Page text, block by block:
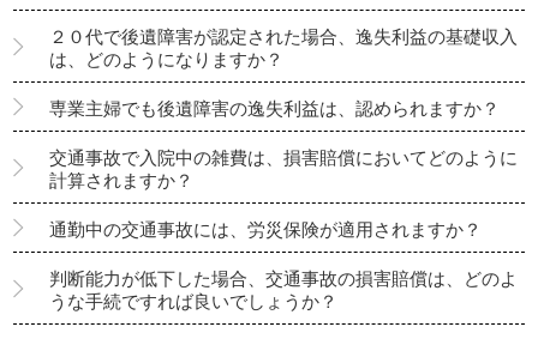
２０代で後遺障害が認定された場合、逸失利益の基礎収入
は、どのようになりますか？
専業主婦でも後遺障害の逸失利益は、認められますか？
交通事故で入院中の雑費は、損害賠償においてどのように
計算されますか？
通勤中の交通事故には、労災保険が適用されますか？
判断能力が低下した場合、交通事故の損害賠償は、どのよ
うな手続ですれば良いでしょうか？